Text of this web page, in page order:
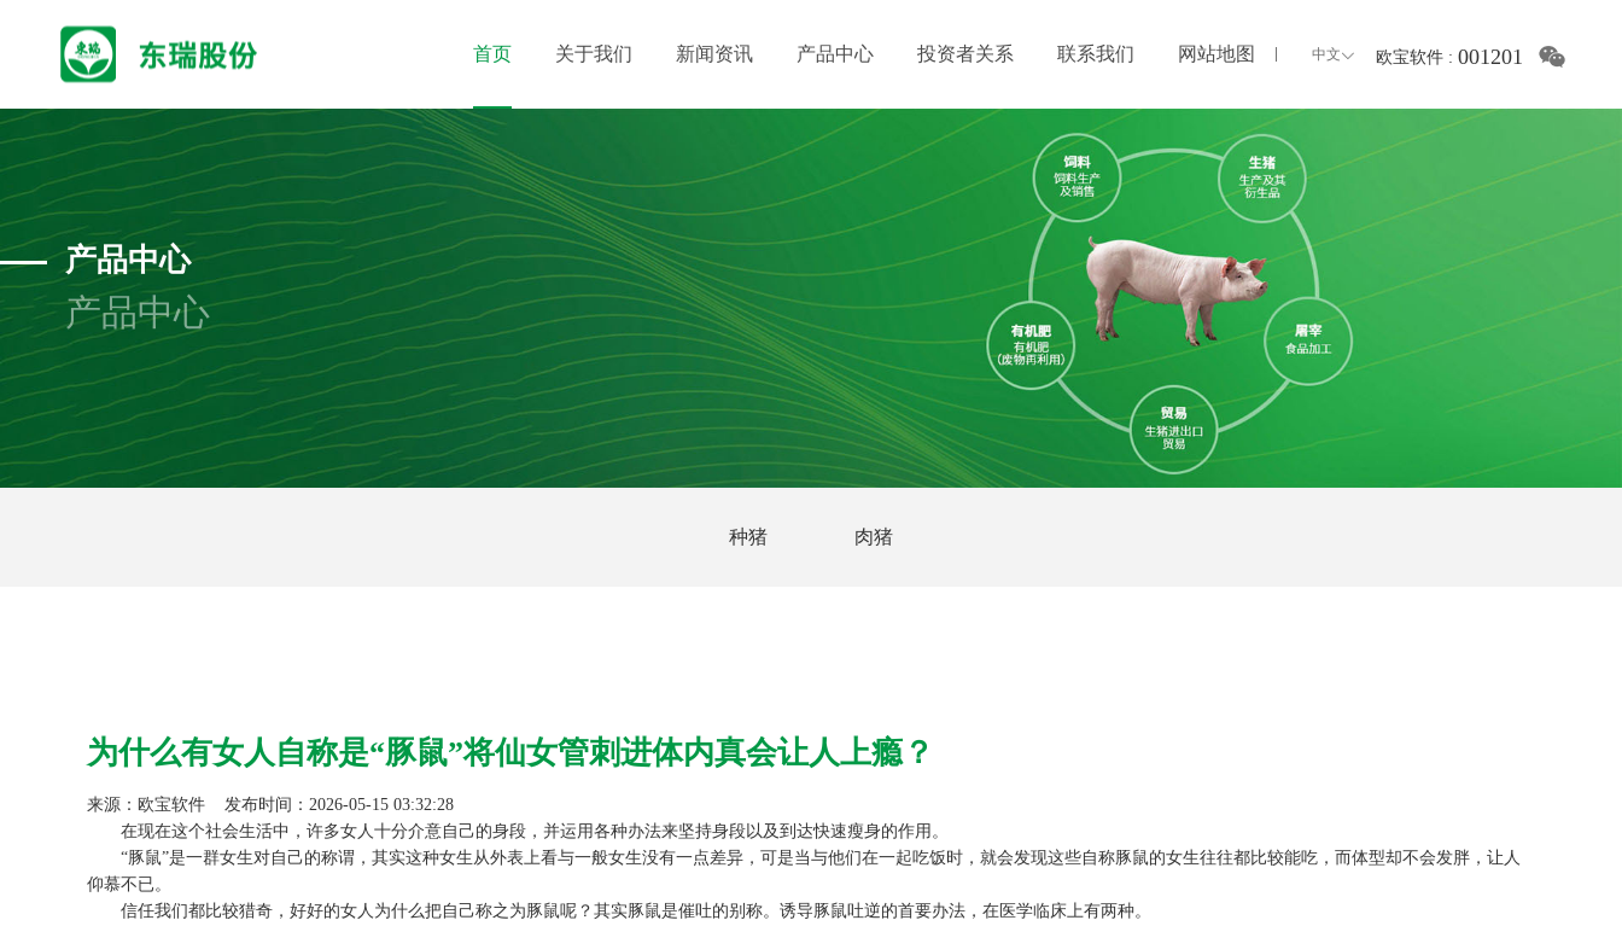
首页 关于我们 新闻资讯 产品中心 投资者关系 联系我们 网站地图 中文 欧宝软件 : 001201
产品中心
产品中心
种猪 肉猪
为什么有女人自称是“豚鼠”将仙女管刺进体内真会让人上瘾？
来源： 欧宝软件 发布时间：2026-05-15 03:32:28
在现在这个社会生活中，许多女人十分介意自己的身段，并运用各种办法来坚持身段以及到达快速瘦身的作用。
“豚鼠”是一群女生对自己的称谓，其实这种女生从外表上看与一般女生没有一点差异，可是当与他们在一起吃饭时，就会发现这些自称豚鼠的女生往往都比较能吃，而体型却不会发胖，让人
仰慕不已。
信任我们都比较猎奇，好好的女人为什么把自己称之为豚鼠呢？其实豚鼠是催吐的别称。诱导豚鼠吐逆的首要办法，在医学临床上有两种。